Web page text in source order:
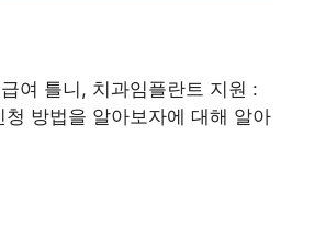
여 틀니, 치과임플란트 지원 :
청 방법을 알아보자에 대해 알아